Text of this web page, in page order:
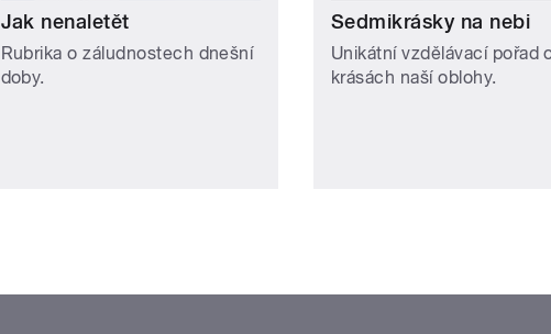
Jak nenaletět
Rubrika o záludnostech dnešní
doby.
Sedmikrásky na nebi
Unikátní vzdělávací pořad
krásách naší oblohy.